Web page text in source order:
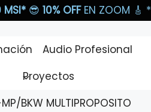
MSI* 😎 10% OFF EN ZOOM 🎸​ *
Audio Profesional
Proyectos
BKW MULTIPROPOSITO